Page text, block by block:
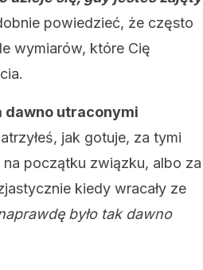
powiedzieć, że często
wymiarów, które Cię
dawno utraconymi
jak gotuje, za tymi
na początku związku, albo za
kiedy wracały ze
było tak dawno